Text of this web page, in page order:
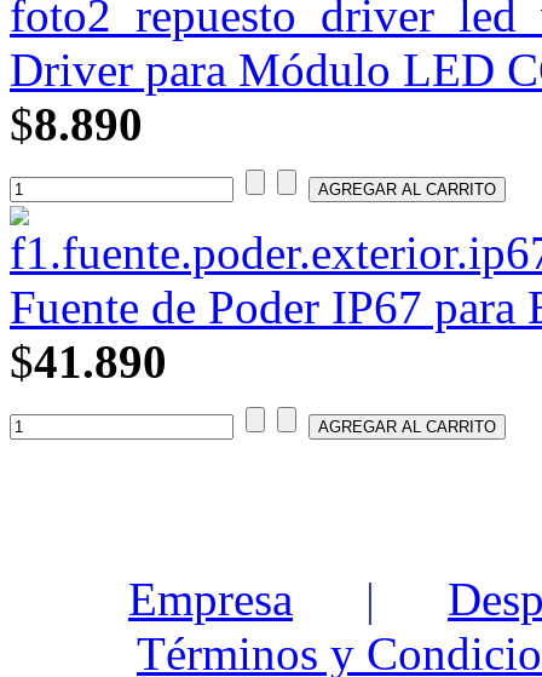
Driver para Módulo LED
$8.890
Fuente de Poder IP67
$41.890
Empresa |
Términos y